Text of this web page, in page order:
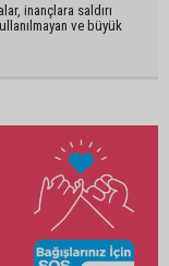
inançlara saldırı
ve büyük